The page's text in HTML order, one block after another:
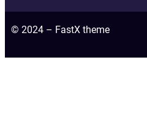
© 2024 – FastX theme